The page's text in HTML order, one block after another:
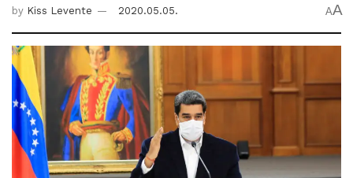
by Kiss Levente 2020.05.05. AA